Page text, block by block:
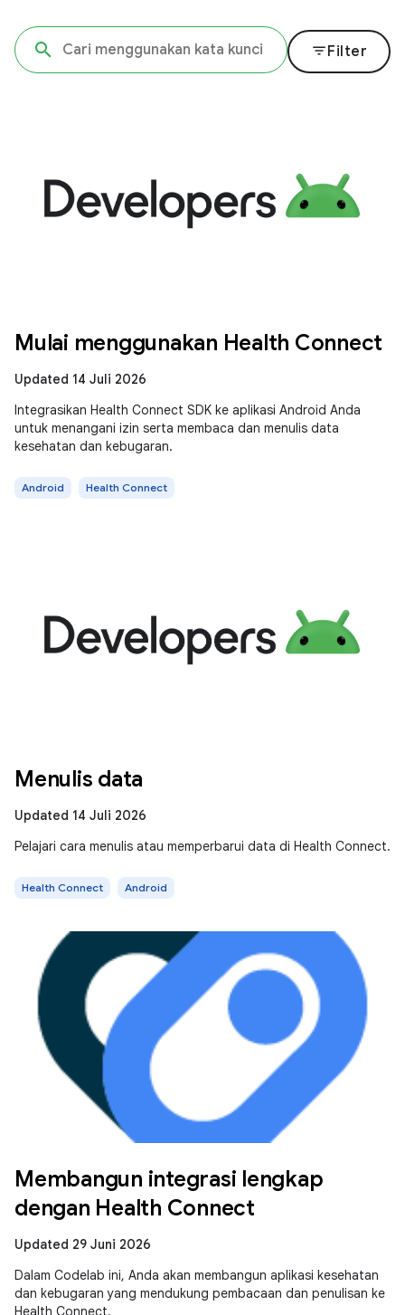
filter_listFilter
Mulai menggunakan Health Connect
Updated 14 Juli 2026
Integrasikan Health Connect SDK ke aplikasi Android Anda
untuk menangani izin serta membaca dan menulis data
kesehatan dan kebugaran.
Android Health Connect
Menulis data
Updated 14 Juli 2026
Pelajari cara menulis atau memperbarui data di Health Connect.
Health Connect Android
Membangun integrasi lengkap
dengan Health Connect
Updated 29 Juni 2026
Dalam Codelab ini, Anda akan membangun aplikasi kesehatan
dan kebugaran yang mendukung pembacaan dan penulisan ke
Health Connect.